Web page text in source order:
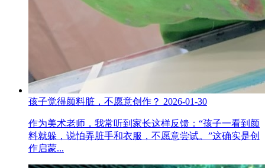
孩子觉得颜料脏，不愿意创作？ 2026-01-30
作为美术老师，我常听到家长这样反馈：“孩子一看到颜
料就躲，说怕弄脏手和衣服，不愿意尝试。”这确实是创
作启蒙...